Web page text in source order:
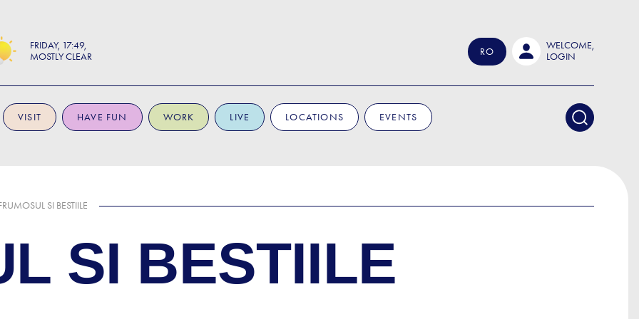
FRIDAY 17:49
MOSTLY CLEAR
RO
WELCOME,
LOGIN
VISIT HAVE FUN WORK LIVE LOCATIONS EVENTS
SI BESTIILE
SI BESTIILE